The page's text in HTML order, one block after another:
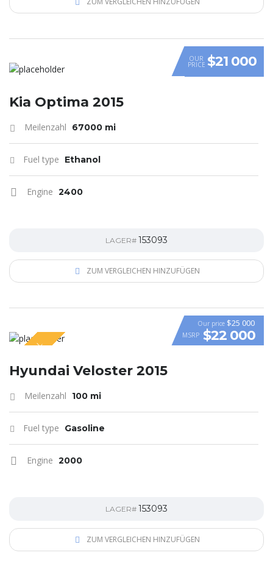
OUR
PRICE $21 000
Kia Optima 2015
Meilenzahl 67000 mi
Fuel type Ethanol
Engine 2400
LAGER# 153093
ZUM VERGLEICHEN HINZUFÜGEN
VIDEO
SPECIAL
Our price $25 000
MSRP $22 000
Hyundai Veloster 2015
Meilenzahl 100 mi
Fuel type Gasoline
Engine 2000
LAGER# 153093
ZUM VERGLEICHEN HINZUFÜGEN